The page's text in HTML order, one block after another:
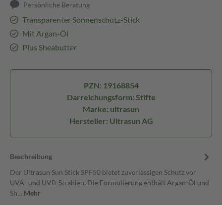
Persönliche Beratung
Transparenter Sonnenschutz-Stick
Mit Argan-Öl
Plus Sheabutter
PZN: 19168854
Darreichungsform: Stifte
Marke: ultrasun
Hersteller: Ultrasun AG
Beschreibung
Der Ultrasun Sun Stick SPF50 bietet zuverlässigen Schutz vor
UVA- und UVB-Strahlen. Die Formulierung enthält Argan-Öl und
Sh… Mehr